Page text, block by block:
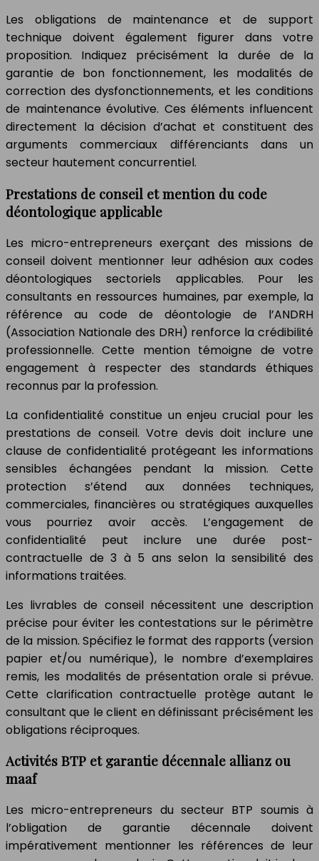
Les obligations de maintenance et de support
technique doivent également figurer dans votre
proposition. Indiquez précisément la durée de la
garantie de bon fonctionnement, les modalités de
correction des dysfonctionnements, et les conditions
de maintenance évolutive. Ces éléments influencent
directement la décision d’achat et constituent des
arguments commerciaux différenciants dans un
secteur hautement concurrentiel.
Prestations de conseil et mention du code
déontologique applicable
Les micro-entrepreneurs exerçant des missions de
conseil doivent mentionner leur adhésion aux codes
déontologiques sectoriels applicables. Pour les
consultants en ressources humaines, par exemple, la
référence au code de déontologie de l’ANDRH
(Association Nationale des DRH) renforce la crédibilité
professionnelle. Cette mention témoigne de votre
engagement à respecter des standards éthiques
reconnus par la profession.
La confidentialité constitue un enjeu crucial pour les
prestations de conseil. Votre devis doit inclure une
clause de confidentialité protégeant les informations
sensibles échangées pendant la mission. Cette
protection s’étend aux données techniques,
commerciales, financières ou stratégiques auxquelles
vous pourriez avoir accès. L’engagement de
confidentialité peut inclure une durée post-
contractuelle de 3 à 5 ans selon la sensibilité des
informations traitées.
Les livrables de conseil nécessitent une description
précise pour éviter les contestations sur le périmètre
de la mission. Spécifiez le format des rapports (version
papier et/ou numérique), le nombre d’exemplaires
remis, les modalités de présentation orale si prévue.
Cette clarification contractuelle protège autant le
consultant que le client en définissant précisément les
obligations réciproques.
Activités BTP et garantie décennale allianz ou
maaf
Les micro-entrepreneurs du secteur BTP soumis à
l’obligation de garantie décennale doivent
impérativement mentionner les références de leur